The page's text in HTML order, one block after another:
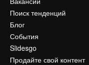
Поиск тенденций
Блог
События
Slidesgo
Продайте свой контент